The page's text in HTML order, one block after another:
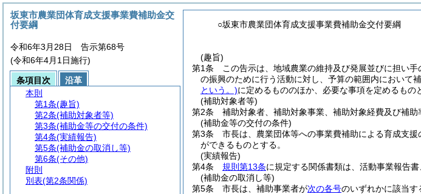
○坂東市農業団体育成支援事業費補助金交付要綱
(趣旨)
第1条
この告示は、地域農業の維持及び発展並びに担い
の振興のために行う活動に対し、予算の範囲内において
という。)に定めるもののほか、必要な事項を定めるもの
(補助対象者等)
第2条
補助対象者、補助対象事業、補助対象経費及び補助
(補助金等の交付の条件)
第3条
市長は、農業団体等への事業費補助による育成支
ができるものとする。
(実績報告)
第4条
規則第13条に規定する関係書類は、活動事業報告
(補助金の取消し等)
第5条
市長は、補助事業者が次の各号のいずれかに該当す
坂東市農業団体育成支援事業費補助金交
付要綱
令和6年3月28日 告示第68号
(令和6年4月1日施行)
条項目次
沿革
本則
第1条(趣旨)
第2条(補助対象者等)
第3条(補助金等の交付の条件)
第4条(実績報告)
第5条(補助金の取消し等)
第6条(その他)
附則
別表(第2条関係)